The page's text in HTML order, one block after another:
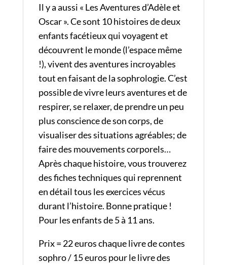
Il y a aussi « Les Aventures d’Adèle et
Oscar ».Ce sont 10 histoires de deux
enfants facétieux qui voyagent et
découvrent le monde (l’espace même
!), vivent des aventures incroyables
tout en faisant de la sophrologie.C’est
possible de vivre leurs aventures et de
respirer, se relaxer, de prendre un peu
plus conscience de son corps, de
visualiser des situations agréables; de
faire des mouvements corporels…
Après chaque histoire, vous trouverez
des fiches techniques qui reprennent
en détail tous les exercices vécus
durant l’histoire. Bonne pratique !
Pour les enfants de 5 à 11 ans.
Prix = 22 euros chaque livre de contes
sophro / 15 euros pour le livre des